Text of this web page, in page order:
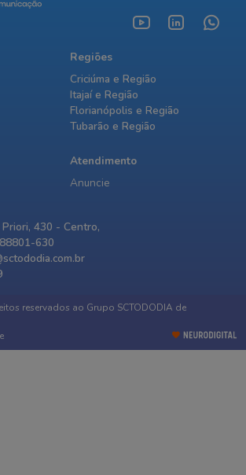
Regiões
Criciúma e Região
Itajaí e Região
Florianópolis e Região
Tubarão e Região
Atendimento
Anuncie
430 - Centro,
630
reservados ao Grupo SCTODODIA de